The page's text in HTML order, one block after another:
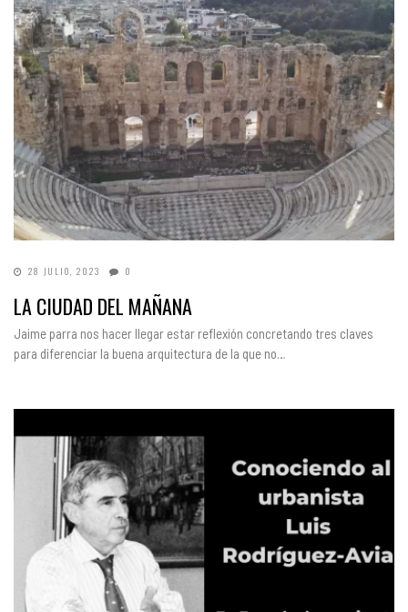
28 JULIO, 2023 0
LA CIUDAD DEL MAÑANA
Jaime parra nos hacer llegar estar reflexión concretando tres claves
para diferenciar la buena arquitectura de la que no…